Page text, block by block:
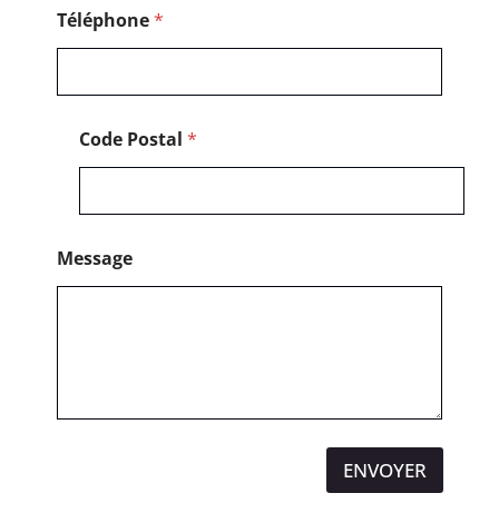
Téléphone*
Code Postal *
Message
ENVOYER